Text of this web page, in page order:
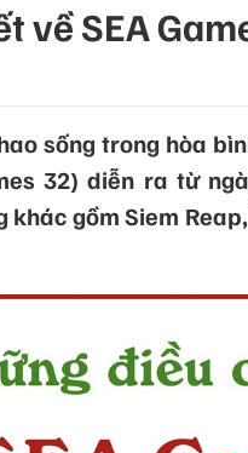
về SEA
sống trong hòa
32) diễn ra từ
khác gồm Siem